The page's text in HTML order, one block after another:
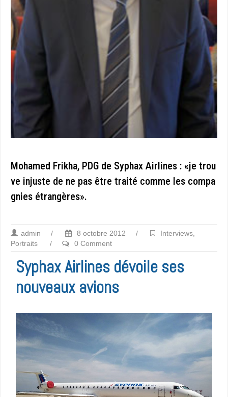
Mohamed Frikha, PDG de Syphax Airlines : «je trou
ve injuste de ne pas être traité comme les compa
gnies étrangères».
admin / 8 octobre 2012 / Interviews
Portraits
/ 0 Comment
Syphax Airlines dévoile ses
nouveaux avions